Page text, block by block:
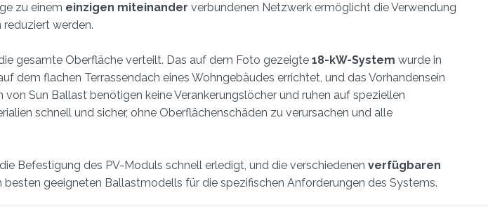
zu einem einzigen miteinander verbundenen Netzwerk ermöglicht die Verwendung
werden.
gesamte Oberfläche verteilt. Das auf dem Foto gezeigte 18-kW-System wurde in
dem flachen Terrassendach eines Wohngebäudes errichtet, und das Vorhandensein
Sun Ballast benötigen keine Verankerungslöcher und ruhen auf speziellen
schnell und sicher, ohne Oberflächenschäden zu verursachen und alle
Befestigung des PV-Moduls schnell erledigt, und die verschiedenen verfügbaren
geeigneten Ballastmodells für die spezifischen Anforderungen des Systems.